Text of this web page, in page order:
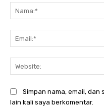
Simpan nama, email,
lain kali saya berkomentar.